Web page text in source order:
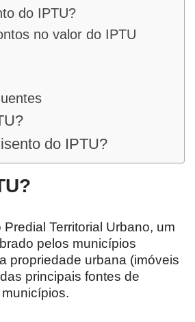
do IPTU?
no valor do IPTU
do IPTU?
Territorial Urbano, um
pelos municípios
propriedade urbana (imóveis
principais fontes de